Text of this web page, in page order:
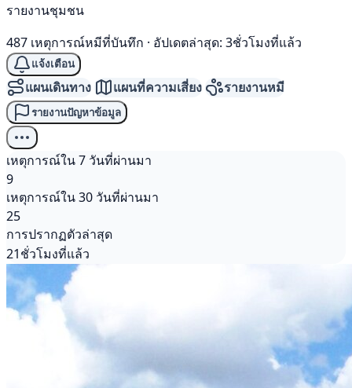
รายงานชุมชน
487 เหตุการณ์หมีที่บันทึก · อัปเดตล่าสุด: 3ชั่วโมงที่แล้ว
แจ้งเตือน
แผนเดินทาง แผนที่ความเสี่ยง รายงานหมี
รายงานปัญหาข้อมูล
เหตุการณ์ใน 7 วันที่ผ่านมา
9
เหตุการณ์ใน 30 วันที่ผ่านมา
25
การปรากฏตัวล่าสุด
21ชั่วโมงที่แล้ว